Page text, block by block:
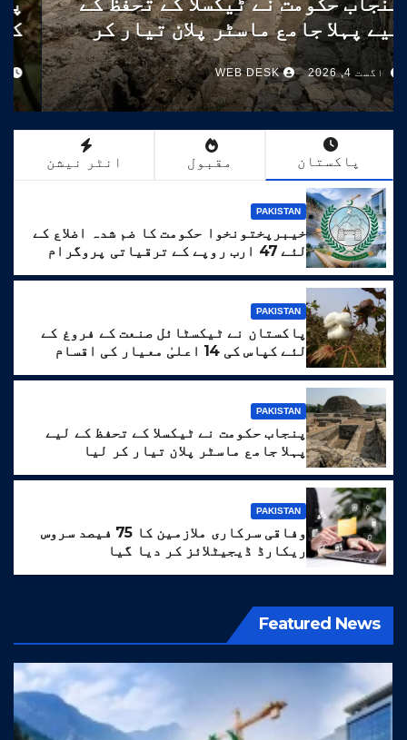
لیے پہلا جامع ماسٹر پلان تیار کر
لیا
اگست 4, 2026 WEB DESK
پاکستان مقبول انٹر نیشن
PAKISTAN
خیبرپختونخوا حکومت کا ضم شدہ اضلاع کے
لئے 47 ارب روپے کے ترقیاتی پروگرام
PAKISTAN
پاکستان نے ٹیکسٹائل صنعت کے فروغ کے
لئے کپاس کی 14 اعلیٰ معیار کی اقسام
PAKISTAN
پنجاب حکومت نے ٹیکسلا کے تحفظ کے لیے
پہلا جامع ماسٹر پلان تیار کر لیا
PAKISTAN
وفاقی سرکاری ملازمین کا 75 فیصد سروس
ریکارڈ ڈیجیٹلائز کر دیا گیا
Featured News